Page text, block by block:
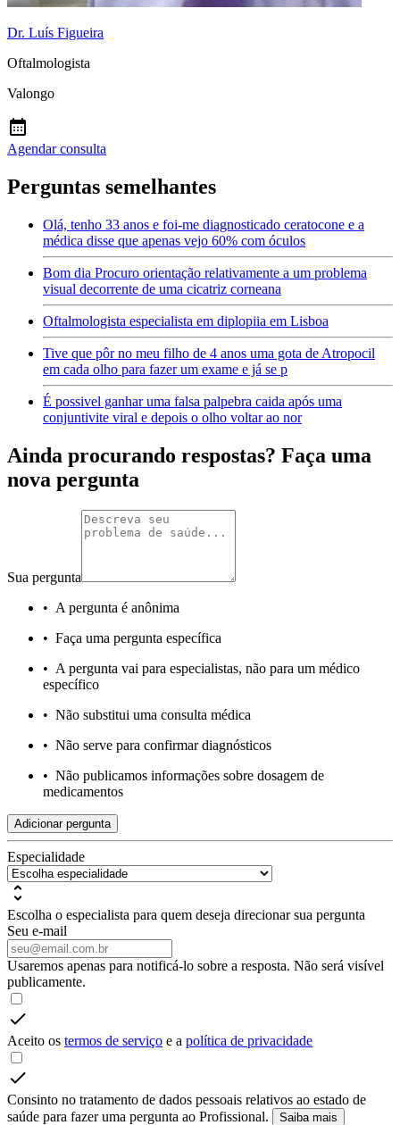
Dr. Luís Figueira
Oftalmologista
Valongo
Agendar consulta
Perguntas semelhantes
Olá, tenho 33 anos e foi-me diagnosticado ceratocone e a
médica disse que apenas vejo 60% com óculos
Bom dia Procuro orientação relativamente a um problema
visual decorrente de uma cicatriz corneana
Oftalmologista especialista em diplopiia em Lisboa
Tive que pôr no meu filho de 4 anos uma gota de Atropocil
em cada olho para fazer um exame e já se p
É possivel ganhar uma falsa palpebra caida após uma
conjuntivite viral e depois o olho voltar ao nor
Ainda procurando respostas? Faça uma
nova pergunta
Sua pergunta
• A pergunta é anônima
• Faça uma pergunta específica
• A pergunta vai para especialistas, não para um médico
específico
• Não substitui uma consulta médica
• Não serve para confirmar diagnósticos
• Não publicamos informações sobre dosagem de
medicamentos
Adicionar pergunta
Especialidade
Escolha o especialista para quem deseja direcionar sua pergunta
Seu e-mail
Usaremos apenas para notificá-lo sobre a resposta. Não será visível
publicamente.
Aceito os termos de serviço e a política de privacidade
Consinto no tratamento de dados pessoais relativos ao estado de
saúde para fazer uma pergunta ao Profissional.
Saiba mais